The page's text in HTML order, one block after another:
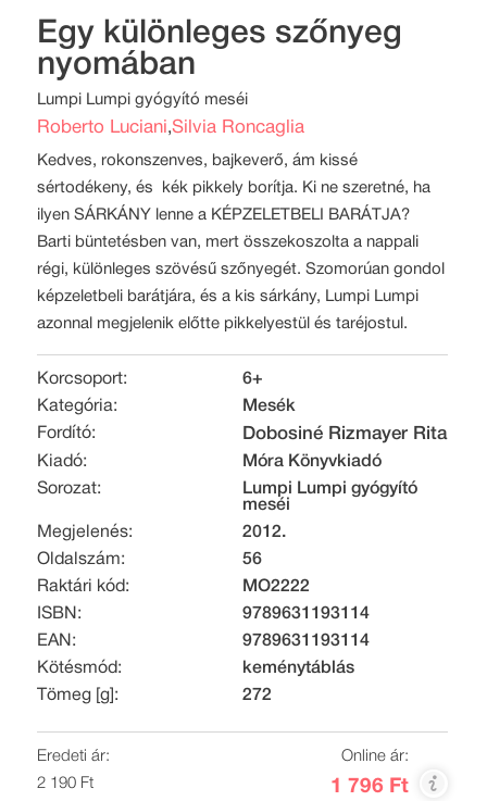
Egy különleges szőnyeg
nyomában
Lumpi Lumpi gyógyító meséi
Roberto Luciani,Silvia Roncaglia
Kedves, rokonszenves, bajkeverő, ám kissé
sértodékeny, és kék pikkely borítja. Ki ne szeretné, ha
ilyen SÁRKÁNY lenne a KÉPZELETBELI BARÁTJA?
Barti büntetésben van, mert összekoszolta a nappali
régi, különleges szövésű szőnyegét. Szomorúan gondol
képzeletbeli barátjára, és a kis sárkány, Lumpi Lumpi
azonnal megjelenik előtte pikkelyestül és taréjostul.
Korcsoport:
6+
Kategória:
Mesék
Fordító:
Dobosiné Rizmayer Rita
Kiadó:
Móra Könyvkiadó
Sorozat:
Lumpi Lumpi gyógyító
meséi
Megjelenés:
2012.
Oldalszám:
56
Raktári kód:
MO2222
ISBN:
9789631193114
EAN:
9789631193114
Kötésmód:
keménytáblás
Tömeg [g]:
272
Eredeti ár:
2 190 Ft
Online ár:
1 796 Ft